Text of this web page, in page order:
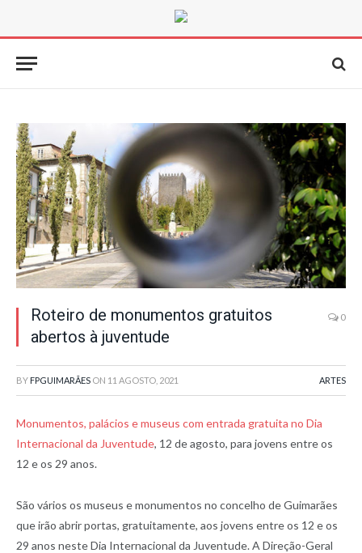
Roteiro de monumentos gratuitos
abertos à juventude
0
BY FPGUIMARÃES ON 11 AGOSTO, 2021 ARTES
Monumentos, palácios e museus com entrada gratuita no Dia
Internacional da Juventude, 12 de agosto, para jovens entre os
12 e os 29 anos.
São vários os museus e monumentos no concelho de Guimarães
que irão abrir portas, gratuitamente, aos jovens entre os 12 e os
29 anos neste Dia Internacional da Juventude. A Direção-Geral